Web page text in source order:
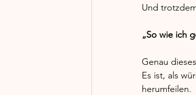
Und
„So wie ich
Genau
Es ist, als
herumfeilen.